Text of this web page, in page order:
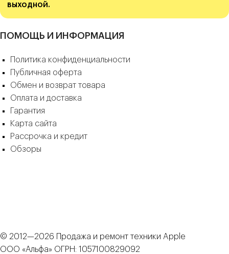
дисплея сегодня или подумать.
выходной.
ПОМОЩЬ И ИНФОРМАЦИЯ
Политика конфиденциальности
Публичная оферта
Обмен и возврат товара
Оплата и доставка
Гарантия
Карта сайта
Рассрочка и кредит
Обзоры
© 2012—2026 Продажа и ремонт техники Apple
ООО «Альфа» ОГРН: 1057100829092